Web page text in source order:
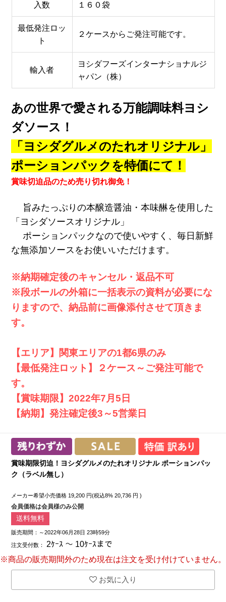
入数 １６０袋
最低発注ロッ
ト
２ケースからご発注可能です。
輸入者
ヨシダフーズインターナショナルジ
ャパン（株）
あの世界で愛される万能調味料ヨシ
ダソース！
「ヨシダグルメのたれオリジナル」
ポーションパックを特価にて！
賞味切迫品のため売り切れ御免！
旨みたっぷりの本醸造醤油・本味醂を使用した
「ヨシダソースオリジナル」
ポーションパックなので使いやすく、毎日新鮮
な無添加ソースをお使いいただけます。
※納期確定後のキャンセル・返品不可
※段ボールの外箱に一括表示の資料が必要にな
りますので、納品前に画像添付させて頂きま
す。
【エリア】関東エリアの1都6県のみ
【最低発注ロット】２ケース～ご発注可能で
す。
【賞味期限】2022年7月5日
【納期】発注確定後3～5営業日
賞味期限切迫！ヨシダグルメのたれオリジナル ポーションパッ
ク（ラベル無し）
メーカー希望小売価格 19,200 円(税込8%20,736 円 )
会員価格は会員様のみ公開
送料無料
販売期間：～2022年06月28日 23時59分
注文受付数：
2ｹｰｽ ～ 10ｹｰｽまで
※商品の販売期間外のため現在は注文を受け付けていません。
お気に入り